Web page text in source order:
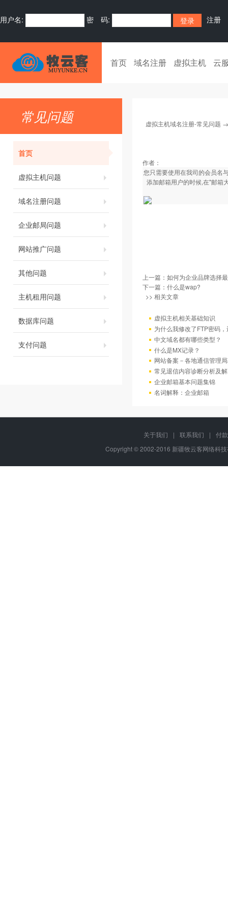
用户名: 密 码: 注册
首页 域名注册 虚拟主机 云
常见问题
首页
虚拟主机问题
域名注册问题
企业邮局问题
网站推广问题
其他问题
主机租用问题
数据库问题
支付问题
虚拟主机域名注册-常见问题
作者：
您只需要使用在我司的会员名
添加邮箱用户的时候,在"邮箱
上一篇： 如何为企业品牌选择
下一篇： 什么是wap?
>> 相关文章
虚拟主机相关基础知识
为什么我修改了FTP密码
中文域名都有哪些类型？
什么是MX记录？
网站备案－各地通信管理
常见退信内容诊断分析及
企业邮箱基本问题集锦
名词解释：企业邮箱
关于我们 | 联系我们 |
付
Copyright © 2002-2016 新疆牧云客网络科